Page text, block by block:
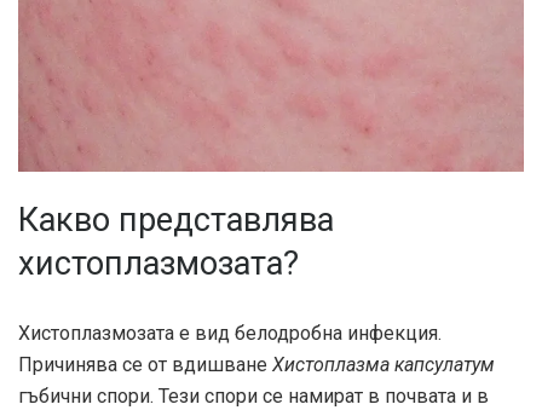
Какво представлява
хистоплазмозата?
Хистоплазмозата е вид белодробна инфекция.
Причинява се от вдишване Хистоплазма капсулатум
гъбични спори. Тези спори се намират в почвата и в